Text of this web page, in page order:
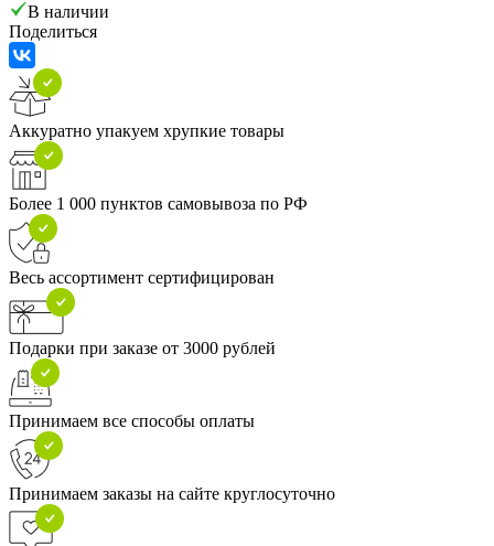
В наличии
Поделиться
Аккуратно упакуем хрупкие товары
Более 1 000 пунктов самовывоза по РФ
Весь ассортимент сертифицирован
Подарки при заказе от 3000 рублей
Принимаем все способы оплаты
Принимаем заказы на сайте круглосуточно